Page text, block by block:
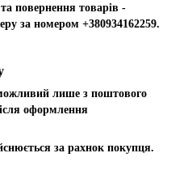
повернення товарів -
за номером +380934162259.
лише з поштового
оформлення
за рахнок покупця.